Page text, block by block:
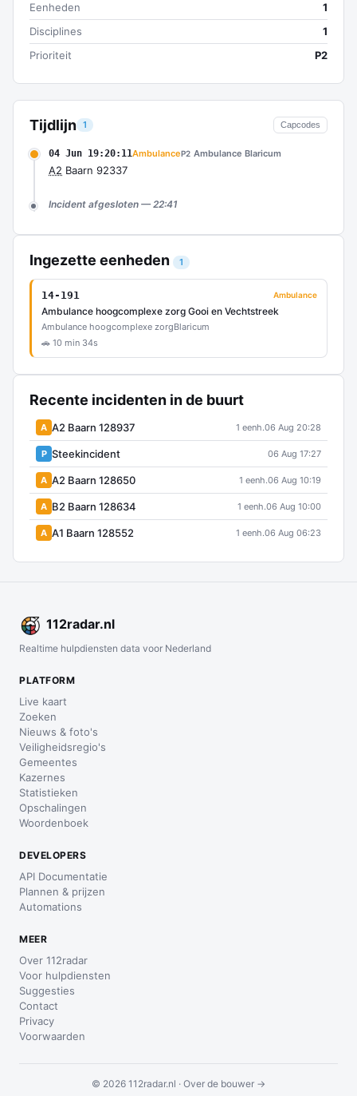
Tijdlijn 1 Capcodes
04 Jun 19:20:11AmbulanceP2 Ambulance Blaricum
A2 Baarn 92337
Incident afgesloten — 22:41
Ingezette eenheden 1
14-191 Ambulance
Ambulance hoogcomplexe zorg Gooi en Vechtstreek
Ambulance hoogcomplexe zorgBlaricum
🚗 10 min 34s
Recente incidenten in de buurt
A A2 Baarn 128937 1 eenh.06 Aug 20:28
P Steekincident 06 Aug 17:27
A A2 Baarn 128650 1 eenh.06 Aug 10:19
A B2 Baarn 128634 1 eenh.06 Aug 10:00
A A1 Baarn 128552 1 eenh.06 Aug 06:23
Eenheden
1
Disciplines
1
Prioriteit
P2
112radar.nl
Realtime hulpdiensten data voor Nederland
PLATFORM
Live kaart
Zoeken
Nieuws & foto's
Veiligheidsregio's
Gemeentes
Kazernes
Statistieken
Opschalingen
Woordenboek
DEVELOPERS
API Documentatie
Plannen & prijzen
Automations
MEER
Over 112radar
Voor hulpdiensten
Suggesties
Contact
Privacy
Voorwaarden
© 2026 112radar.nl · Over de bouwer →